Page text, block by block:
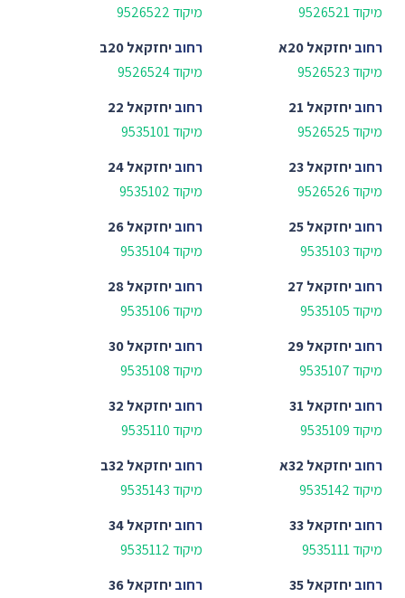
מיקוד 9526521
מיקוד 9526522
רחוביחזקאל 20א
מיקוד 9526523
רחוביחזקאל 20ב
מיקוד 9526524
רחוביחזקאל 21
מיקוד 9526525
רחוביחזקאל 22
מיקוד 9535101
רחוביחזקאל 23
מיקוד 9526526
רחוביחזקאל 24
מיקוד 9535102
רחוביחזקאל 25
מיקוד 9535103
רחוביחזקאל 26
מיקוד 9535104
רחוביחזקאל 27
מיקוד 9535105
רחוביחזקאל 28
מיקוד 9535106
רחוביחזקאל 29
מיקוד 9535107
רחוביחזקאל 30
מיקוד 9535108
רחוביחזקאל 31
מיקוד 9535109
רחוביחזקאל 32
מיקוד 9535110
רחוביחזקאל 32א
מיקוד 9535142
רחוביחזקאל 32ב
מיקוד 9535143
רחוביחזקאל 33
מיקוד 9535111
רחוביחזקאל 34
מיקוד 9535112
רחוביחזקאל 35
רחוביחזקאל 36